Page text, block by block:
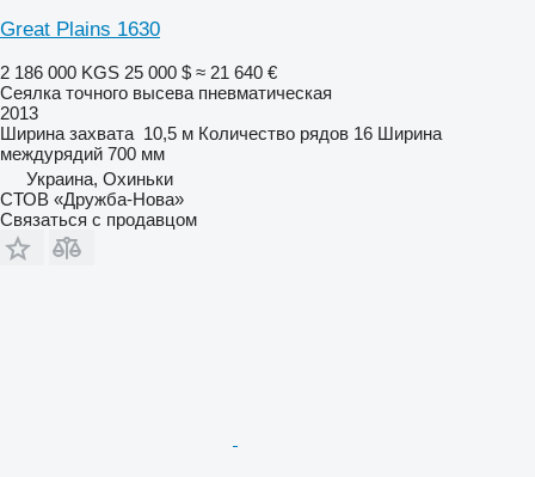
Great Plains 1630
2 186 000 KGS 25 000 $ ≈ 21 640 €
Сеялка точного высева пневматическая
2013
Ширина захвата 10,5 м Количество рядов 16 Ширина
междурядий 700 мм
Украина, Охиньки
СТОВ «Дружба-Нова»
Связаться с продавцом